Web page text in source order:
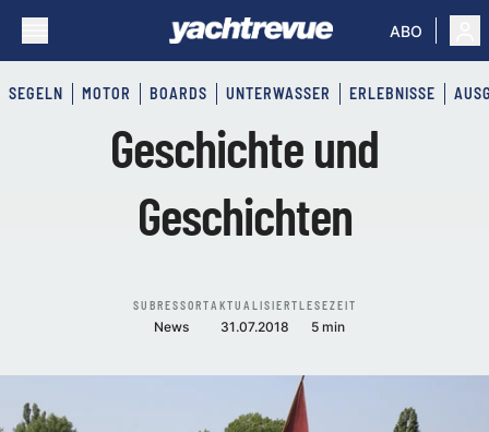
ABO
SEGELN MOTOR BOARDS UNTERWASSER ERLEBNISSE
Geschichte und
Geschichten
SUBRESSORT
News
AKTUALISIERT
31.07.2018
LESEZEIT
5 min